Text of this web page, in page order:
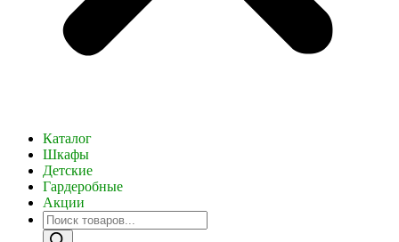
Каталог
Шкафы
Детские
Гардеробные
Акции